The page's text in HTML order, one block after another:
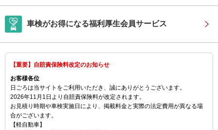
車検がお得になる福利厚生会員サービス
【重要】自賠責保険料改定のお知らせ
お客様各位
日ごろは当サイトをご利用いただき、誠にありがとうございます。
2026年11月1日より自賠責保険料が改定されます。
お見積り時期や車検実施日により、掲載料金と実際の法定費用が異なる場
合がございます。
【軽自動車】